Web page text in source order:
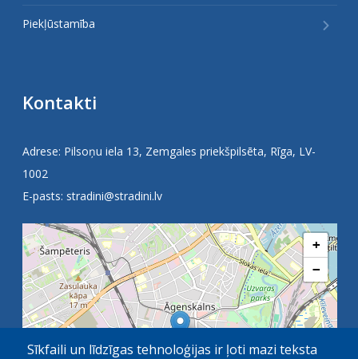
Piekļūstamība
Kontakti
Adrese: Pilsoņu iela 13, Zemgales priekšpilsēta, Rīga, LV-
1002
E-pasts: stradini@stradini.lv
+
−
Sīkfaili un līdzīgas tehnoloģijas ir ļoti mazi teksta